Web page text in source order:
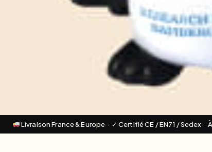
Livraison France & Europe · ✓ Certifié CE / EN71 / Sedex ·